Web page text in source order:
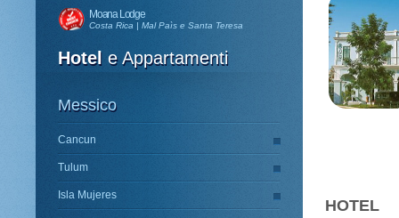
Moana Lodge
Costa Rica | Mal Paìs e Santa Teresa
Hotel e Appartamenti
Messico
Cancun
Tulum
Isla Mujeres